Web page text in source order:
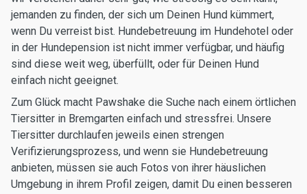
jemanden zu finden, der sich um Deinen Hund kümmert,
wenn Du verreist bist. Hundebetreuung im Hundehotel oder
in der Hundepension ist nicht immer verfügbar, und häufig
sind diese weit weg, überfüllt, oder für Deinen Hund
einfach nicht geeignet.
Zum Glück macht Pawshake die Suche nach einem örtlichen
Tiersitter in Bremgarten einfach und stressfrei. Unsere
Tiersitter durchlaufen jeweils einen strengen
Verifizierungsprozess, und wenn sie Hundebetreuung
anbieten, müssen sie auch Fotos von ihrer häuslichen
Umgebung in ihrem Profil zeigen, damit Du einen besseren